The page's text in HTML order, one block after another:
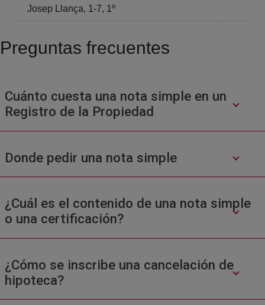
Josep Llança, 1-7, 1º
Preguntas frecuentes
Cuánto cuesta una nota simple en un
Registro de la Propiedad
Donde pedir una nota simple
¿Cuál es el contenido de una nota simple
o una certificación?
¿Cómo se inscribe una cancelación de
hipoteca?